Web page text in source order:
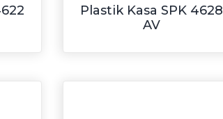
Plastik Kasa SPK 4628
AV